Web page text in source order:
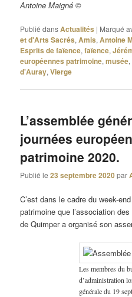
Antoine Maigné ©
Publié dansActualités | Marqué
et d'Arts Sacrés,Amis,Antoine
Esprits de faïence,faïence,
européennes patrimoine,musée,
d'Auray,Vierge
L’assemblée
journées
patrimoine 2020.
Publié le23 septembre 2020par
C’est dans le cadre du week-
patrimoine que l’association
de Quimper a organisé son
Les membres du
d’administration
générale du 19